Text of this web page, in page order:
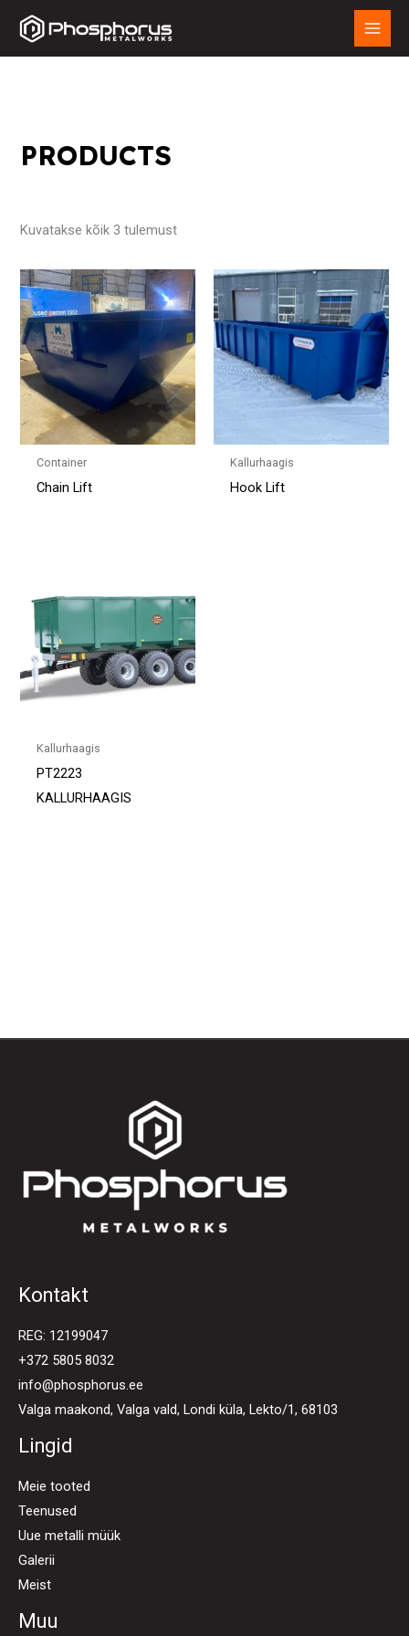
content
PRODUCTS
Kuvatakse kõik 3 tulemust
Container
Chain Lift
Kallurhaagis
Hook Lift
Kallurhaagis
PT2223
KALLURHAAGIS
Kontakt
REG: 12199047
+372 5805 8032
info@phosphorus.ee
Valga maakond, Valga vald, Londi küla, Lekto/1, 68103
Lingid
Meie tooted
Teenused
Uue metalli müük
Galerii
Meist
Muu